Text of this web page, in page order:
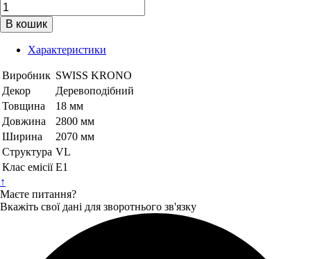
В кошик
Характеристики
Виробник SWISS KRONO
Декор
Деревоподібний
Товщина
18 мм
Довжина
2800 мм
Ширина
2070 мм
Структура VL
Клас емісії Е1
↑
Маєте питання?
Вкажіть свої дані для зворотнього зв'язку